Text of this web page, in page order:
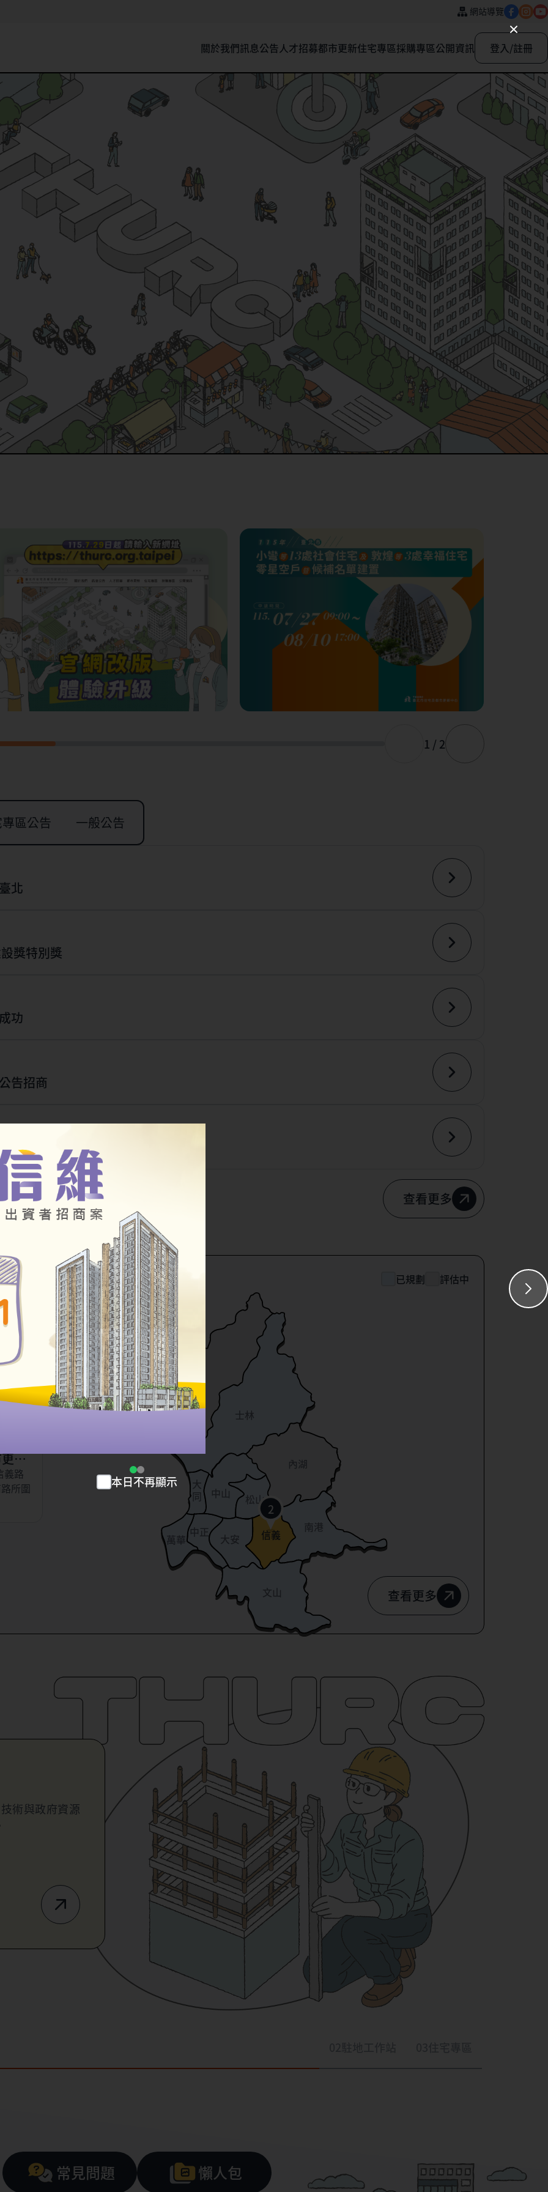
網站導覽
關於我們訊息公告人才招募都市更新住宅專區採購專區公開資訊 登入/註冊
1 / 2
區公告 一般公告
北
獎特別獎
功
市更新公告招商
告
查看更多
幸福住宅 其他房源 已規劃 評估中
中正
大
同 中山 松山
大安
萬華 信義
士林
北投
內湖
南港
文山
2
段
都
永吉
新
義路
所圍
查看更多
術與政府資源
常見問題 懶人包
本日不再顯示